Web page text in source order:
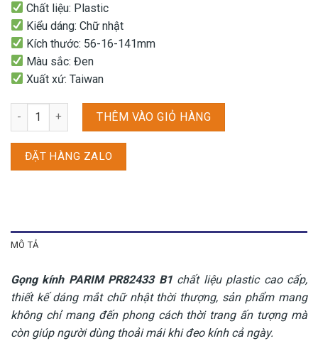
Chất liệu: Plastic
Kiểu dáng: Chữ nhật
Kích thước: 56-16-141mm
Màu sắc: Đen
Xuất xứ: Taiwan
Gọng kính PARIM PR82433 B1 số lượng
THÊM VÀO GIỎ HÀNG
ĐẶT HÀNG ZALO
MÔ TẢ
Gọng kính PARIM PR82433 B1chất liệu plastic cao cấp,
thiết kế dáng mắt chữ nhật thời thượng, sản phẩm mang
không chỉ mang đến phong cách thời trang ấn tượng mà
còn giúp người dùng thoải mái khi đeo kính cả ngày.